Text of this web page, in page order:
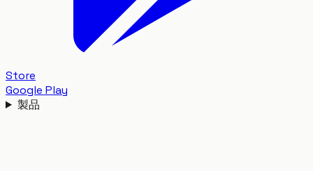
Store
Google Play
製品